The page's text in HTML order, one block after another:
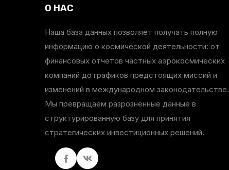
О НАС
Наша база данных позволяет получать полную
информацию о космической деятельности: от
финансовых отчетов частных аэрокосмических
компаний до графиков предстоящих миссий и
изменений в международном законодательстве.
Мы превращаем разрозненные данные в
структурированную базу для принятия
стратегических инвестиционных решений.
FacebookвКонтакте